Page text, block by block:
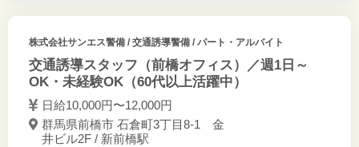
株式会社サンエス警備/ 交通誘導警備 / パート・アルバイト
交通誘導スタッフ（前橋オフィス）／週1日～
OK・未経験OK（60代以上活躍中）
日給10,000円〜12,000円
群馬県前橋市 石倉町3丁目8-1 金
井ビル2F / 新前橋駅